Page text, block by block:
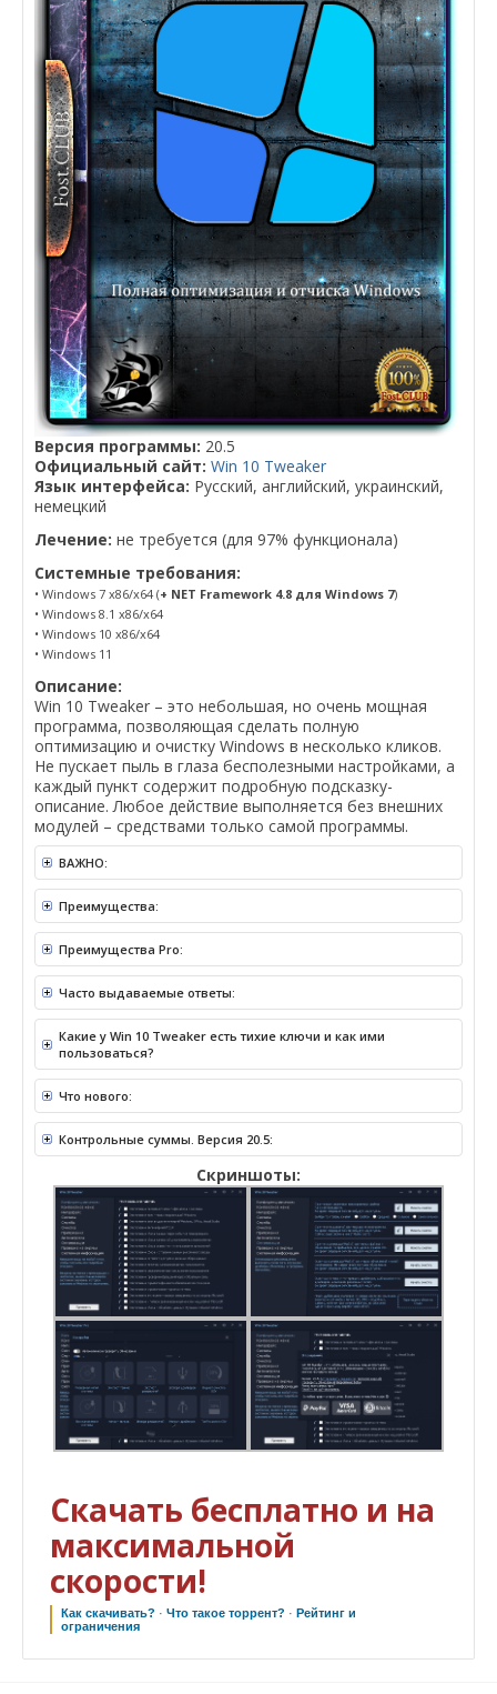
Версия программы: 20.5
Официальный сайт: Win 10 Tweaker
Язык интерфейса: Русский, английский, украинский,
немецкий
Лечение: не требуется (для 97% функционала)
Системные требования:
• Windows 7 x86/x64 (+ NET Framework 4.8 для Windows 7)
• Windows 8.1 x86/x64
• Windows 10 x86/x64
• Windows 11
Описание:
Win 10 Tweaker – это небольшая, но очень мощная
программа, позволяющая сделать полную
оптимизацию и очистку Windows в несколько кликов.
Не пускает пыль в глаза бесполезными настройками, а
каждый пункт содержит подробную подсказку-
описание. Любое действие выполняется без внешних
модулей – средствами только самой программы.
ВАЖНО:
Преимущества:
Преимущества Pro:
Часто выдаваемые ответы:
Какие у Win 10 Tweaker есть тихие ключи и как ими
пользоваться?
Что нового:
Контрольные суммы. Версия 20.5:
Скриншоты:
Скачать бесплатно и на
максимальной
скорости!
Как скачивать? ·Что такое торрент? · Рейтинг и
ограничения